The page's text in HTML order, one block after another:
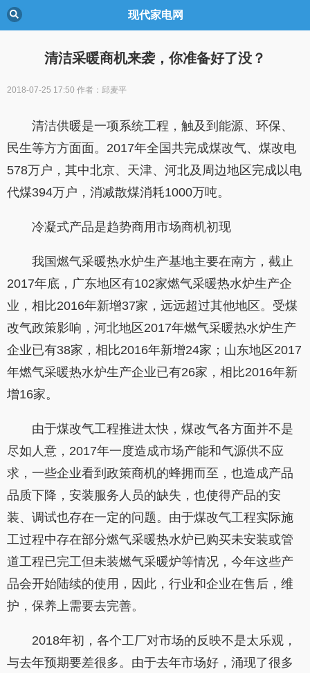
现代家电网
清洁采暖商机来袭，你准备好了没？
2018-07-25 17:50 作者：邱麦平
清洁供暖是一项系统工程，触及到能源、环保、
民生等方方面面。2017年全国共完成煤改气、煤改电
578万户，其中北京、天津、河北及周边地区完成以电
代煤394万户，消减散煤消耗1000万吨。
冷凝式产品是趋势商用市场商机初现
我国燃气采暖热水炉生产基地主要在南方，截止
2017年底，广东地区有102家燃气采暖热水炉生产企
业，相比2016年新增37家，远远超过其他地区。受煤
改气政策影响，河北地区2017年燃气采暖热水炉生产
企业已有38家，相比2016年新增24家；山东地区2017
年燃气采暖热水炉生产企业已有26家，相比2016年新
增16家。
由于煤改气工程推进太快，煤改气各方面并不是
尽如人意，2017年一度造成市场产能和气源供不应
求，一些企业看到政策商机的蜂拥而至，也造成产品
品质下降，安装服务人员的缺失，也使得产品的安
装、调试也存在一定的问题。由于煤改气工程实际施
工过程中存在部分燃气采暖热水炉已购买未安装或管
道工程已完工但未装燃气采暖炉等情况，今年这些产
品会开始陆续的使用，因此，行业和企业在售后，维
护，保养上需要去完善。
2018年初，各个工厂对市场的反映不是太乐观，
与去年预期要差很多。由于去年市场好，涌现了很多